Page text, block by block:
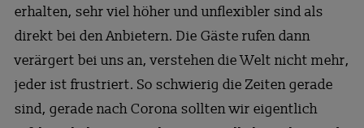
erhalten, sehr viel höher und unflexibler sind als
direkt bei den Anbietern. Die Gäste rufen dann
verärgert bei uns an, verstehen die Welt nicht mehr,
jeder ist frustriert. So schwierig die Zeiten gerade
sind, gerade nach Corona sollten wir eigentlich